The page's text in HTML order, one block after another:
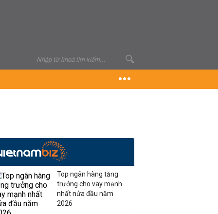
Top ngân hàng tăng
trưởng cho vay mạnh
nhất nửa đầu năm
2026